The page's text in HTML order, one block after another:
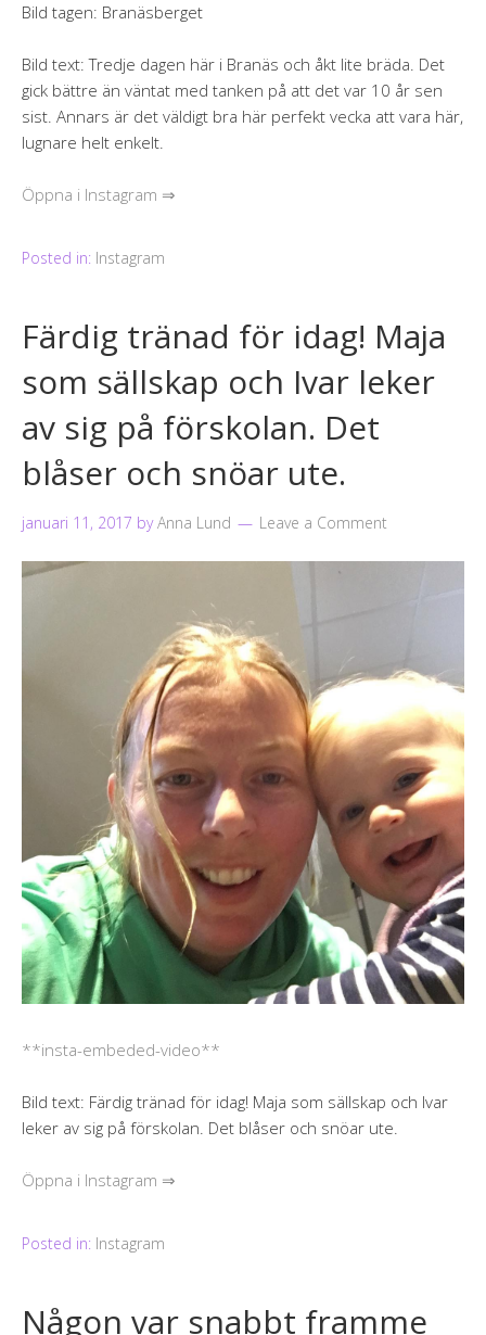
Bild tagen: Branäsberget
Bild text: Tredje dagen här i Branäs och åkt lite bräda. Det
gick bättre än väntat med tanken på att det var 10 år sen
sist. Annars är det väldigt bra här perfekt vecka att vara här,
lugnare helt enkelt.
Öppna i Instagram ⇒
Posted in: Instagram
Färdig tränad för idag! Maja
som sällskap och Ivar leker
av sig på förskolan. Det
blåser och snöar ute.
januari 11, 2017 byAnna Lund Leave a Comment
**insta-embeded-video**
Bild text: Färdig tränad för idag! Maja som sällskap och Ivar
leker av sig på förskolan. Det blåser och snöar ute.
Öppna i Instagram ⇒
Posted in: Instagram
Någon var snabbt framme